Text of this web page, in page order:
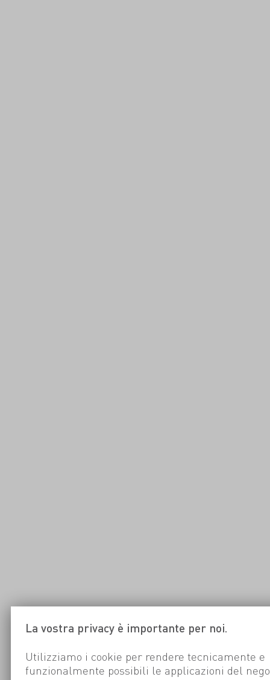
La vostra privacy è importante per noi.
Utilizziamo i cookie per rendere tecnicamente e
funzionalmente possibili le applicazioni del